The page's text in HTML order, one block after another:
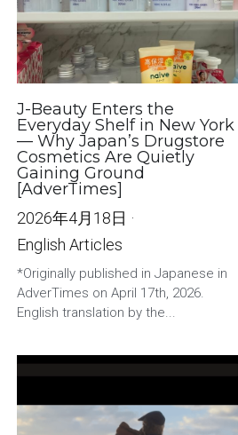
J-Beauty Enters the
Everyday Shelf in New York
— Why Japan’s Drugstore
Cosmetics Are Quietly
Gaining Ground
[AdverTimes]
2026年4月18日 ·
English Articles
*Originally published in Japanese in
AdverTimes on April 17th, 2026.
English translation by the...